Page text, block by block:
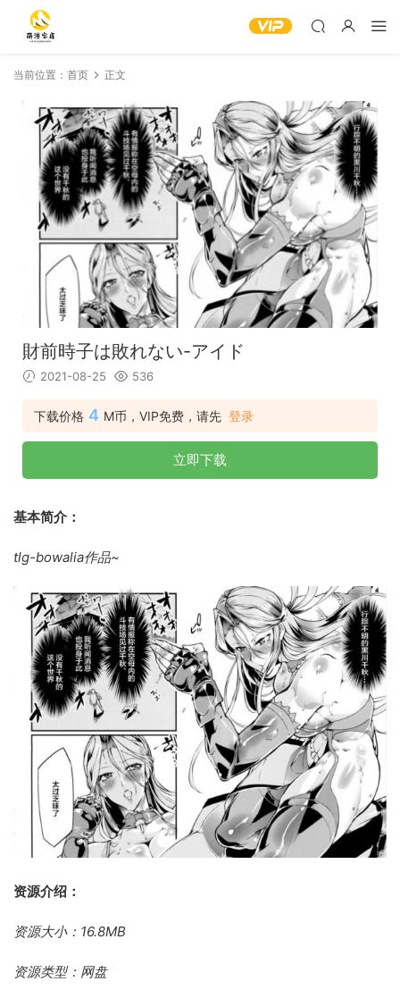
当前位置： 首页 正文
財前時子は敗れない-アイド
2021-08-25 536
下载价格 4 M币，VIP免费，请先 登录
立即下载
基本简介：
tlg-bowalia作品~
资源介绍：
资源大小：16.8MB
资源类型：网盘